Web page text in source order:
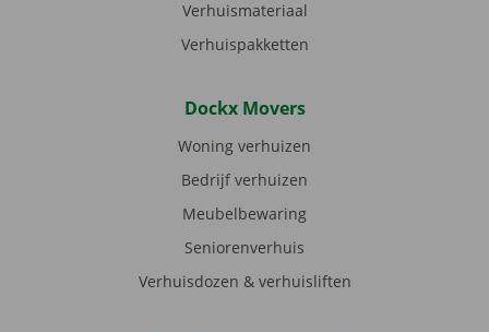
Verhuismateriaal
Verhuispakketten
Dockx Movers
Woning verhuizen
Bedrijf verhuizen
Meubelbewaring
Seniorenverhuis
Verhuisdozen & verhuisliften